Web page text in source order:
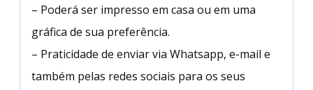
– Poderá ser impresso em casa ou em uma
gráfica de sua preferência.
– Praticidade de enviar via Whatsapp, e-mail e
também pelas redes sociais para os seus